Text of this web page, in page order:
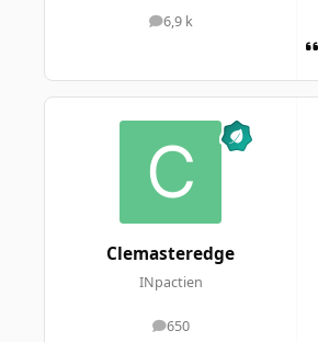
6,9 k
messages
Clemasteredge
INpactien
650
messages